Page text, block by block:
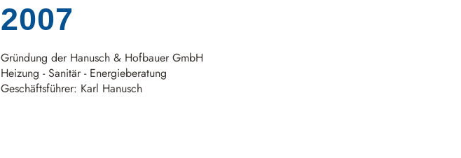
2007
Gründung der Hanusch & Hofbauer GmbH
Heizung - Sanitär - Energieberatung
Geschäftsführer: Karl Hanusch